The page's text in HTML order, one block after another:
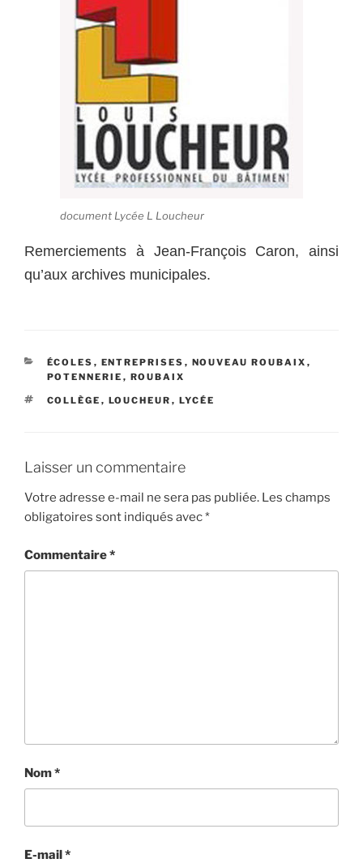
document Lycée L Loucheur
Remerciements à Jean-François Caron, ainsi
qu’aux archives municipales.
CATÉGORIES
ÉCOLES , ENTREPRISES , NOUVEAU ROUBAIX ,
POTENNERIE , ROUBAIX
ÉTIQUETTES
COLLÈGE , LOUCHEUR , LYCÉE
Laisser un commentaire
Votre adresse e-mail ne sera pas publiée. Les champs
obligatoires sont indiqués avec*
Commentaire*
Nom*
E-mail*